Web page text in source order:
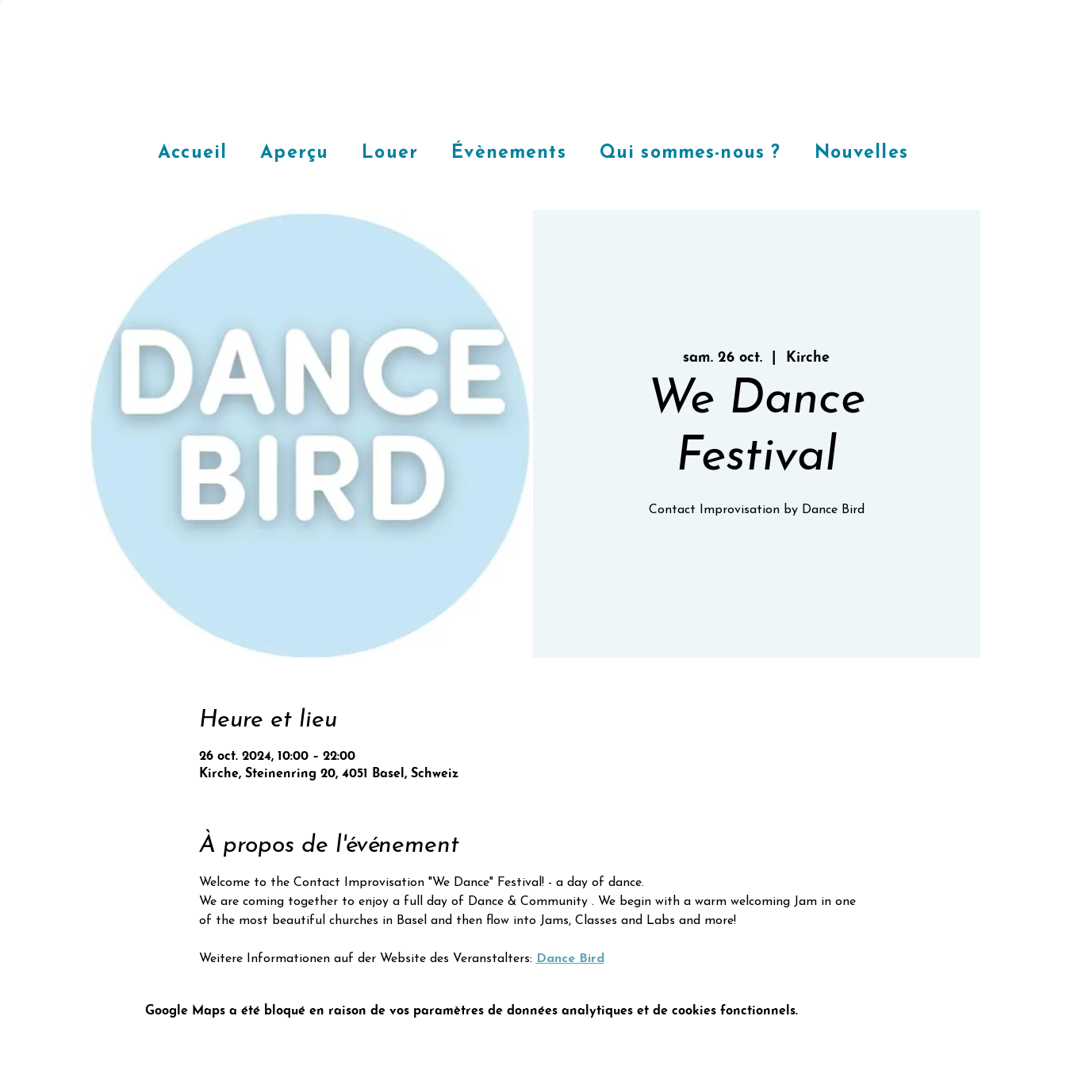
Accueil Aperçu Louer Évènements Qui sommes-nous ? Nouvelles
sam. 26 oct. Kirche
We Dance
Festival
Contact Improvisation by Dance Bird
Heure et lieu
26 oct. 2024, 10:00 – 22:00
Kirche, Steinenring 20, 4051 Basel, Schweiz
À propos de l'événement
Welcome to the Contact Improvisation "We Dance" Festival! - a day of dance.
We are coming together to enjoy a full day of Dance & Community . We begin with a warm welcoming Jam in one
of the most beautiful churches in Basel and then flow into Jams, Classes and Labs and more!
Weitere Informationen auf der Website des Veranstalters: Dance Bird
Google Maps a été bloqué en raison de vos paramètres de données analytiques et de cookies fonctionnels.